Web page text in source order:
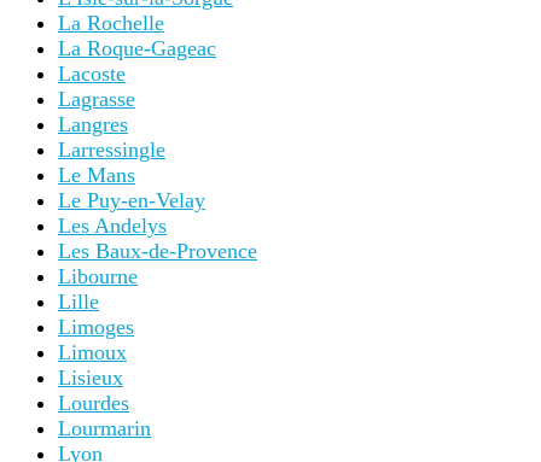
La Rochelle
La Roque-Gageac
Lacoste
Lagrasse
Langres
Larressingle
Le Mans
Le Puy-en-Velay
Les Andelys
Les Baux-de-Provence
Libourne
Lille
Limoges
Limoux
Lisieux
Lourdes
Lourmarin
Lyon